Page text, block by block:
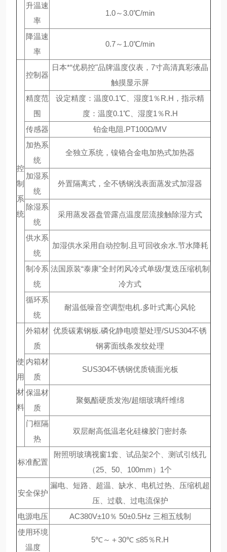
升温速
率
1.0～3.0℃/min
降温速
率
0.7～1.0℃/min
控
制
系
统
控制器
日本*“优易控"品牌温度仪表，7寸高清真彩液晶
触摸显示屏
精度范
围
设定精度：温度0.1℃、湿度1％R.H，指示精
度：温度0.1℃、湿度1％R.H
传感器
铂金电阻.PT100Ω/MV
加热系
统
全独立系统，镍铬合金电加热式加热器
加湿系
统
外置隔离式，全不锈钢浅表面蒸发式加湿器
除湿系
统
采用蒸发器盘管露点温度层流接触除湿方式
供水系
统
加湿供水采用自动控制.且可回收余水.节水降耗
制冷系
统
法国原装“泰康"全封闭风冷式单级/复迭压缩机制
冷方式
循环系
统
耐温低噪音空调型电机.多叶式离心风轮
使
用
材
料
外箱材
质
优质碳素钢板.磷化静电喷塑处理/SUS304不锈
钢雾面线条发纹处理
内箱材
质
SUS304不锈钢优质镜面光板
保温材
质
聚氨酯硬质发泡/超细玻璃纤维绵
门框隔
热
双层耐高低温老化硅橡胶门密封条
标准配置
附照明玻璃视窗1套、试品架2个、测试引线孔
（25、50、100mm）1个
安全保护
漏电、短路、超温、缺水、电机过热、压缩机超
压、过载、过电流保护
电源电压
AC380V±10％ 50±0.5Hz 三相五线制
使用环境
温度
5℃～＋30℃ ≤85％R.H